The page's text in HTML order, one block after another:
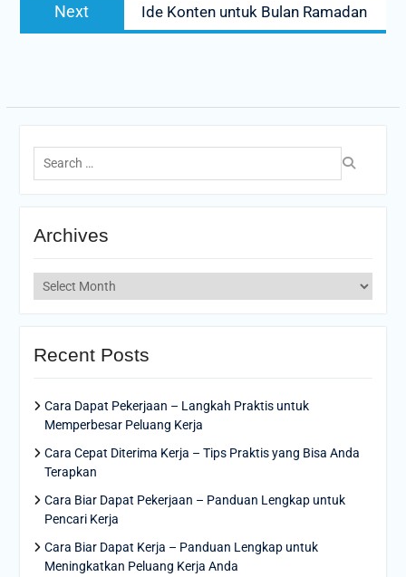
Next
post:
Ide Konten untuk Bulan Ramadan
Search
for:
Archives
Archives
Recent Posts
Cara Dapat Pekerjaan – Langkah Praktis untuk
Memperbesar Peluang Kerja
Cara Cepat Diterima Kerja – Tips Praktis yang Bisa Anda
Terapkan
Cara Biar Dapat Pekerjaan – Panduan Lengkap untuk
Pencari Kerja
Cara Biar Dapat Kerja – Panduan Lengkap untuk
Meningkatkan Peluang Kerja Anda